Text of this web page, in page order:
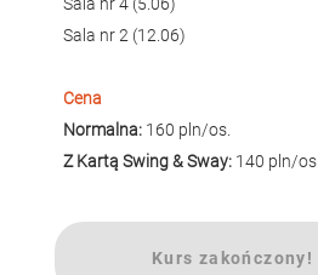
Sala nr 2 (12.06)
Cena
Normalna: 160 pln/os.
Z Kartą Swing & Sway: 140 pln/os.
Kurs zakończony!